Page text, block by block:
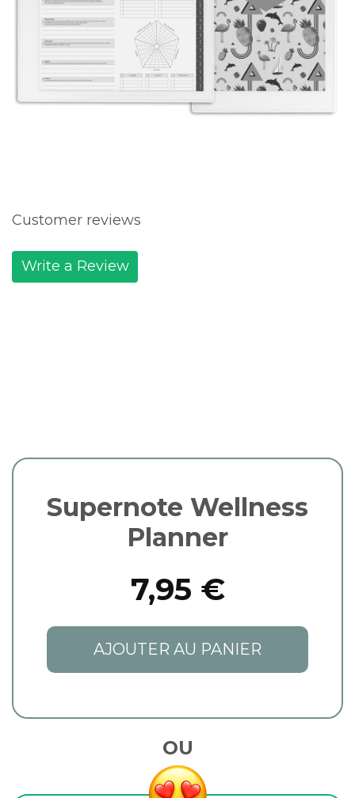
Customer reviews
Write a Review
Supernote Wellness
Planner
7,95 €
AJOUTER AU PANIER
OU